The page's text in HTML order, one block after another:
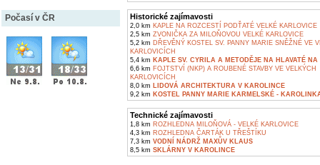
Počasí v ČR Historické zajímavosti
2,0 km KAPLE NA ROZCESTÍ PODŤATÉ VELKÉ KARLOVICE
2,5 km ZVONIČKA ZA MILOŇOVOU VELKÉ KARLOVICE
5,2 km DŘEVĚNÝ KOSTEL SV. PANNY MARIE SNĚŽNÉ VE
KARLOVICÍCH
5,4 km KAPLE SV. CYRILA A METODĚJE NA HLAVATÉ NA
6,6 km FOJTSTVÍ (NKP) A ROUBENÉ STAVBY VE VELKÝCH
KARLOVICÍCH
8,0 km LIDOVÁ ARCHITEKTURA V KAROLINCE
9,2 km KOSTEL PANNY MARIE KARMELSKÉ -
Technické zajímavosti
1,8 km ROZHLEDNA MILOŇOVÁ - VELKÉ KARLOVICE
4,3 km ROZHLEDNA ČARTÁK U TŘEŠTÍKU
7,3 km VODNÍ NÁDRŽ MAXŮV KLAUS
8,5 km SKLÁRNY V KAROLINCE